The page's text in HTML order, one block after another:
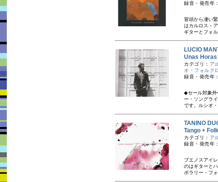
録音・発売年
冒頭から凄い
はカルロス・
ギターとフォ
LUCIO
Unas
カテゴリ： ア
オ・フォルク
録音・発売年
◆セール対象外
ー・ソングラ
です。ルシオ
TANINO
Tango +
カテゴリ： ア
録音・発売年
ブエノスアイ
のはギターと
ポラリー・フ